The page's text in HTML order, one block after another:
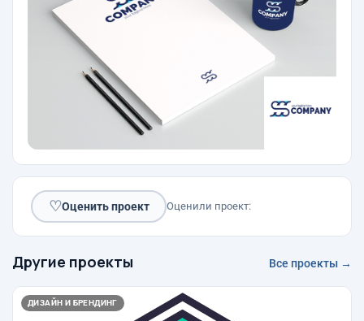
♡Оценить проект Оценили проект:
Другие проекты Все проекты →
ДИЗАЙН И БРЕНДИНГ